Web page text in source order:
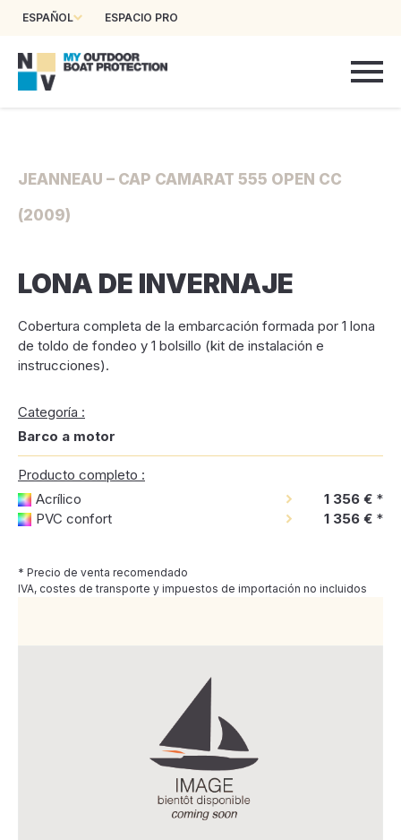
ESPAÑOL ESPACIO PRO
JEANNEAU – CAP CAMARAT 555 OPEN CC
(2009)
LONA DE INVERNAJE
Cobertura completa de la embarcación formada por 1 lona
de toldo de fondeo y 1 bolsillo (kit de instalación e
instrucciones).
Categoría :
Barco a motor
Producto completo :
Acrílico
1 356 € *
PVC confort
1 356 € *
* Precio de venta recomendado
IVA, costes de transporte y impuestos de importación no incluidos